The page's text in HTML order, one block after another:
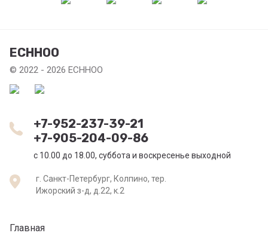
ECHHOO
© 2022 - 2026 ECHHOO
+7-952-237-39-21
+7-905-204-09-86
c 10.00 до 18.00, суббота и воскресенье выходной
г. Санкт-Петербург, Колпино, тер.
Ижорский з-д, д.22, к.2
Главная